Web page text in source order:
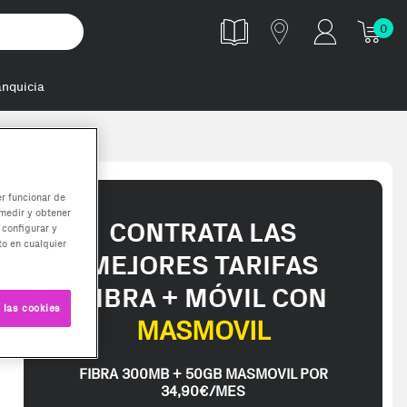
0
CONTRATA LAS
MEJORES TARIFAS
FIBRA + MÓVIL CON
MASMOVIL
FIBRA 300MB + 50GB MASMOVIL POR
34,90€/MES
funcionar de
y obtener
y
en cualquier
cookies